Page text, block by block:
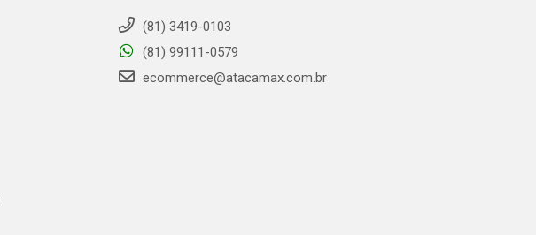
(81) 3419-0103
(81) 99111-0579
ecommerce@atacamax.com.br